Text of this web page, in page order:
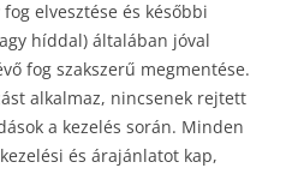
elvesztése és későbbi
híddal) általában jóval
fog szakszerű megmentése.
alkalmaz, nincsenek rejtett
a kezelés során. Minden
és árajánlatot kap,